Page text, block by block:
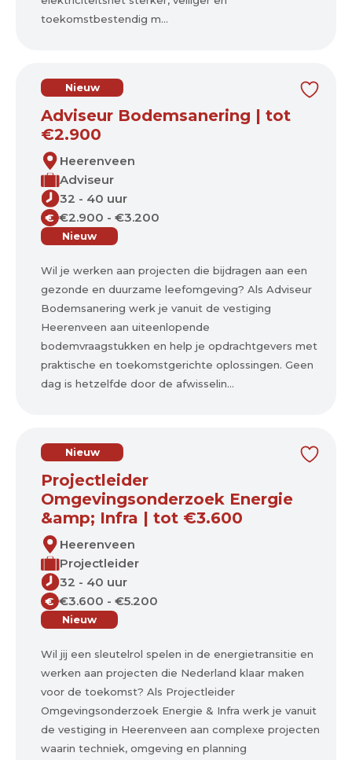
toekomstbestendig m...
Nieuw
Adviseur Bodemsanering | tot
€2.900
Heerenveen
Adviseur
32 - 40 uur
€ €2.900 - €3.200
Nieuw
Wil je werken aan projecten die bijdragen aan een
gezonde en duurzame leefomgeving? Als Adviseur
Bodemsanering werk je vanuit de vestiging
Heerenveen aan uiteenlopende
bodemvraagstukken en help je opdrachtgevers met
praktische en toekomstgerichte oplossingen. Geen
dag is hetzelfde door de afwisselin...
Nieuw
Projectleider
Omgevingsonderzoek Energie
&amp; Infra | tot €3.600
Heerenveen
Projectleider
32 - 40 uur
€ €3.600 - €5.200
Nieuw
Wil jij een sleutelrol spelen in de energietransitie en
werken aan projecten die Nederland klaar maken
voor de toekomst? Als Projectleider
Omgevingsonderzoek Energie & Infra werk je vanuit
de vestiging in Heerenveen aan complexe projecten
waarin techniek, omgeving en planning